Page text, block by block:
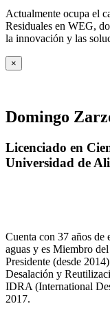
Actualmente ocupa el
Residuales en WEG,
la innovación y las
×
Domingo
Licenciado en
Universidad de
Cuenta con 37 años de
aguas y es Miembro
Presidente (desde
Desalación y
IDRA (International
2017.